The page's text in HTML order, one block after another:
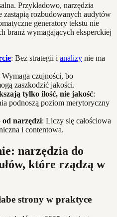
Przykładowo, narzędzia
zastąpią rozbudowanych audytów
generatory tekstu nie
branż wymagających eksperckiej
: Bez strategii i analizy nie ma
Wymaga czujności, bo
zaszkodzić jakości.
tylko ilość, nie jakość:
podnoszą poziom merytoryczny
od narzędzi: Liczy się całościowa
i contentowa.
narzędzia do
które rządzą w
strony w praktyce